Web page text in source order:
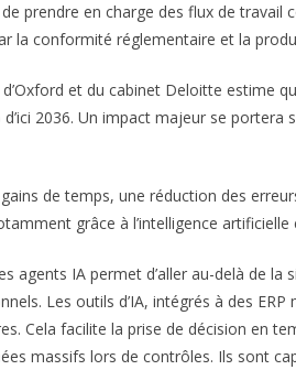
prendre en charge des flux de travail
la conformité réglementaire et la
et du cabinet Deloitte estime
2036. Un impact majeur se portera
de temps, une réduction des
grâce à l’intelligence
agents IA permet d’aller au-delà de la
Les outils d’IA, intégrés à des
Cela facilite la prise de décision en
massifs lors de contrôles. Ils sont